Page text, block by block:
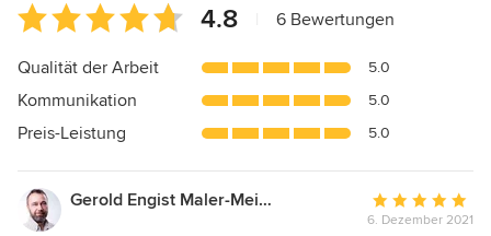
Durchschnittliche
Bewertung:
4.8
5
Sternen
4.8 6 Bewertungen
Qualität der Arbeit 5.0
Kommunikation 5.0
Preis-Leistung 5.0
Gerold Engist Maler-Meisterbetrieb
Bewertung:
6. Dezember 2021